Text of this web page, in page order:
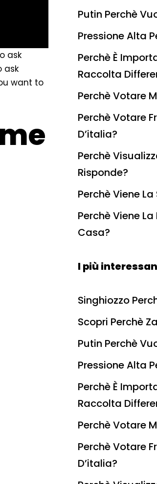
ask
ask
want to
Putin Perchè
Pressione Alta
Perchè È
Raccolta
Perchè Votare
Perchè Votare
D’italia?
Perchè
Risponde?
Perchè Viene
Perchè Viene
Casa?
I più
Singhiozzo
Scopri Perchè
Putin Perchè
Pressione Alta
Perchè È
Raccolta
Perchè Votare
Perchè Votare
D’italia?